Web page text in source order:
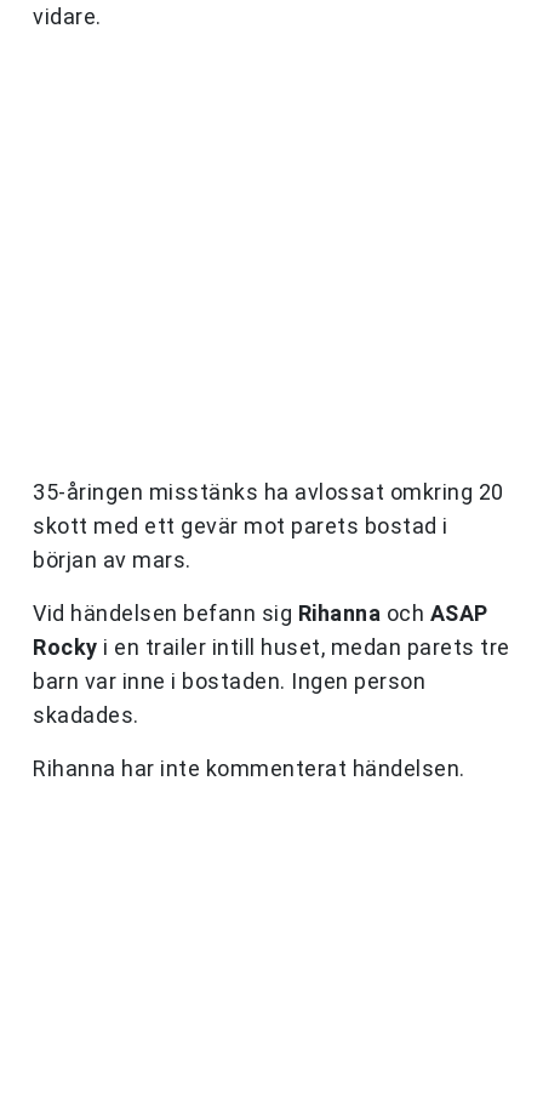
vidare.
35-åringen misstänks ha avlossat omkring 20
skott med ett gevär mot parets bostad i
början av mars.
Vid händelsen befann sig Rihanna och ASAP
Rocky i en trailer intill huset, medan parets tre
barn var inne i bostaden. Ingen person
skadades.
Rihanna har inte kommenterat händelsen.